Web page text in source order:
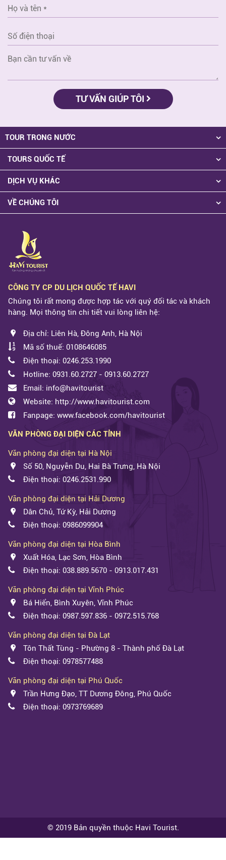
TƯ VẤN GIÚP TÔI
TOUR TRONG NƯỚC
TOURS QUỐC TẾ
DỊCH VỤ KHÁC
VỀ CHÚNG TÔI
CÔNG TY CP DU LỊCH QUỐC TẾ HAVI
Chúng tôi rất mong được hợp tác với quý đối tác và khách
hàng. Mọi thông tin chi tiết vui lòng liên hệ:
Địa chỉ: Liên Hà, Đông Anh, Hà Nội
Mã số thuế: 0108646085
Điện thoại: 0246.253.1990
Hotline: 0931.60.2727 - 0913.60.2727
Email: info@havitourist
Website: http://www.havitourist.com
Fanpage: www.facebook.com/havitourist
VĂN PHÒNG ĐẠI DIỆN CÁC TỈNH
Văn phòng đại diện tại Hà Nội
Số 50, Nguyễn Du, Hai Bà Trưng, Hà Nội
Điện thoại: 0246.2531.990
Văn phòng đại diện tại Hải Dương
Dân Chủ, Tứ Kỳ, Hải Dương
Điện thoại: 0986099904
Văn phòng đại diện tại Hòa Bình
Xuất Hóa, Lạc Sơn, Hòa Bình
Điện thoại: 038.889.5670 - 0913.017.431
Văn phòng đại diện tại Vĩnh Phúc
Bá Hiển, Bình Xuyên, Vĩnh Phúc
Điện thoại: 0987.597.836 - 0972.515.768
Văn phòng đại diện tại Đà Lạt
Tôn Thất Tùng - Phường 8 - Thành phố Đà Lạt
Điện thoại: 0978577488
Văn phòng đại diện tại Phú Quốc
Trần Hưng Đạo, TT Dương Đông, Phú Quốc
Điện thoại: 0973769689
© 2019 Bản quyền thuộc Havi Tourist.